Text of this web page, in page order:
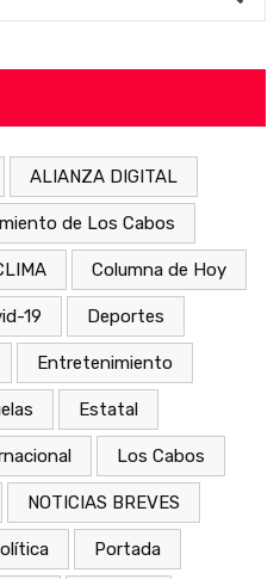
ALIANZA DIGITAL
de Los Cabos
Columna de Hoy
19 Deportes
Entretenimiento
Estatal
Los Cabos
NOTICIAS BREVES
Portada